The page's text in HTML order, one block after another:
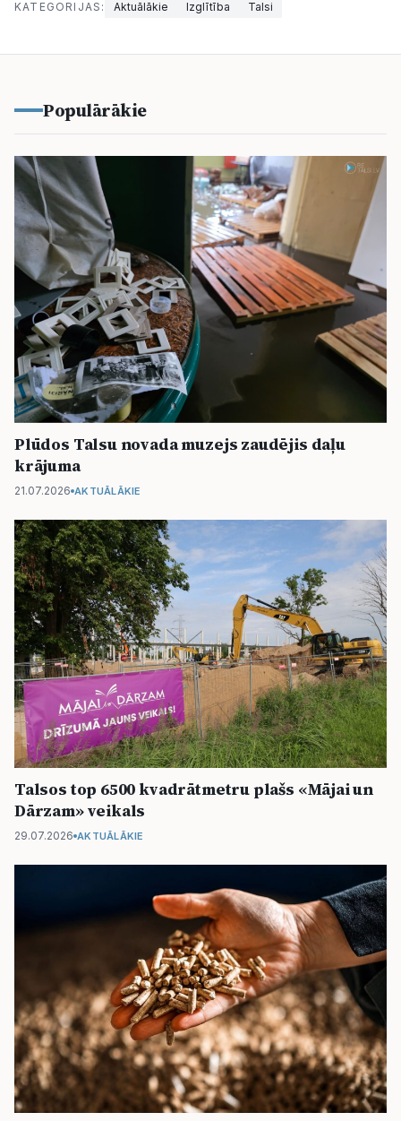
KATEGORIJAS: Aktuālākie Izglītība Talsi
Populārākie
Plūdos Talsu novada muzejs zaudējis daļu
krājuma
21.07.2026 AKTUĀLĀKIE
Talsos top 6500 kvadrātmetru plašs «Mājai un
Dārzam» veikals
29.07.2026 AKTUĀLĀKIE